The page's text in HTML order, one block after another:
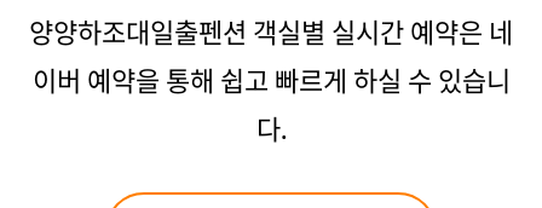
양양하조대일출펜션 객실별 실시간 예약은 네
이버 예약을 통해 쉽고 빠르게 하실 수 있습니
다.